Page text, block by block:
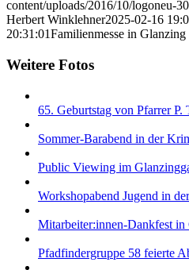
content/uploads/2016/10/logoneu-
Herbert Winklehner2025-02-16
20:31:01Familienmesse in Glanzing
Weitere Fotos
65. Geburtstag von Pfarrer P.
Sommer-Barabend in der
Public Viewing im
Workshopabend Jugend in
Mitarbeiter:innen-Dankfest in
Pfadfindergruppe 58 feierte